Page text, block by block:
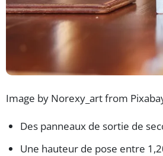
Image by Norexy_art from
Des panneaux de sortie de
Une hauteur de pose entre